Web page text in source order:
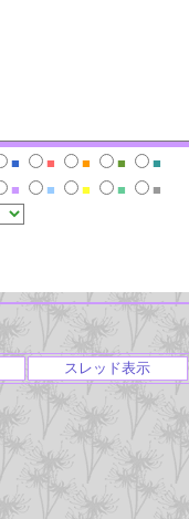
■ ■ ■ ■
■
■ ■ ■ ■
■
スレッド表示